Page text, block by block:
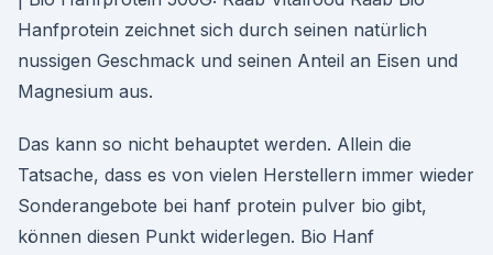
Hanfprotein zeichnet sich durch seinen natürlich
nussigen Geschmack und seinen Anteil an Eisen und
Magnesium aus.
Das kann so nicht behauptet werden. Allein die
Tatsache, dass es von vielen Herstellern immer wieder
Sonderangebote bei hanf protein pulver bio gibt,
können diesen Punkt widerlegen. Bio Hanf